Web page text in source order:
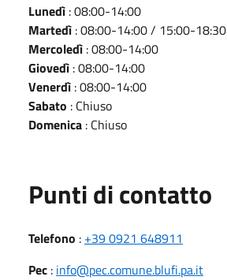
Lunedì : 08:00-14:00
Martedì : 08:00-14:00 / 15:00-18:30
Mercoledì : 08:00-14:00
Giovedì : 08:00-14:00
Venerdì : 08:00-14:00
Sabato : Chiuso
Domenica : Chiuso
Punti di contatto
Telefono : +39 0921 648911
Pec : info@pec.comune.blufi.pa.it